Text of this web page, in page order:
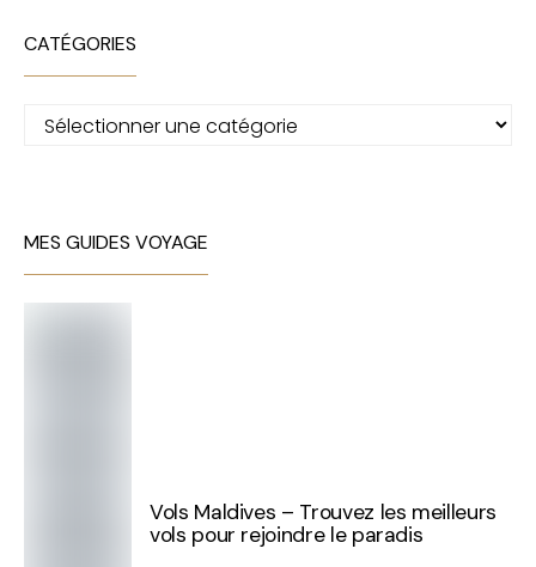
CATÉGORIES
Catégories
MES GUIDES VOYAGE
Vols Maldives – Trouvez les meilleurs
vols pour rejoindre le paradis